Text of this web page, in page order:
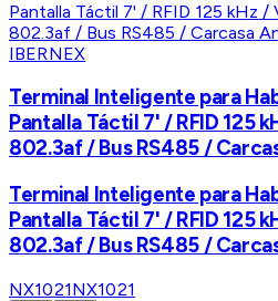
IBERNEX
Terminal Inteligente para
Pantalla Táctil 7' / RFID 125
802.3af / Bus RS485 /
Terminal Inteligente para
Pantalla Táctil 7' / RFID 125
802.3af / Bus RS485 /
NX1021NX1021